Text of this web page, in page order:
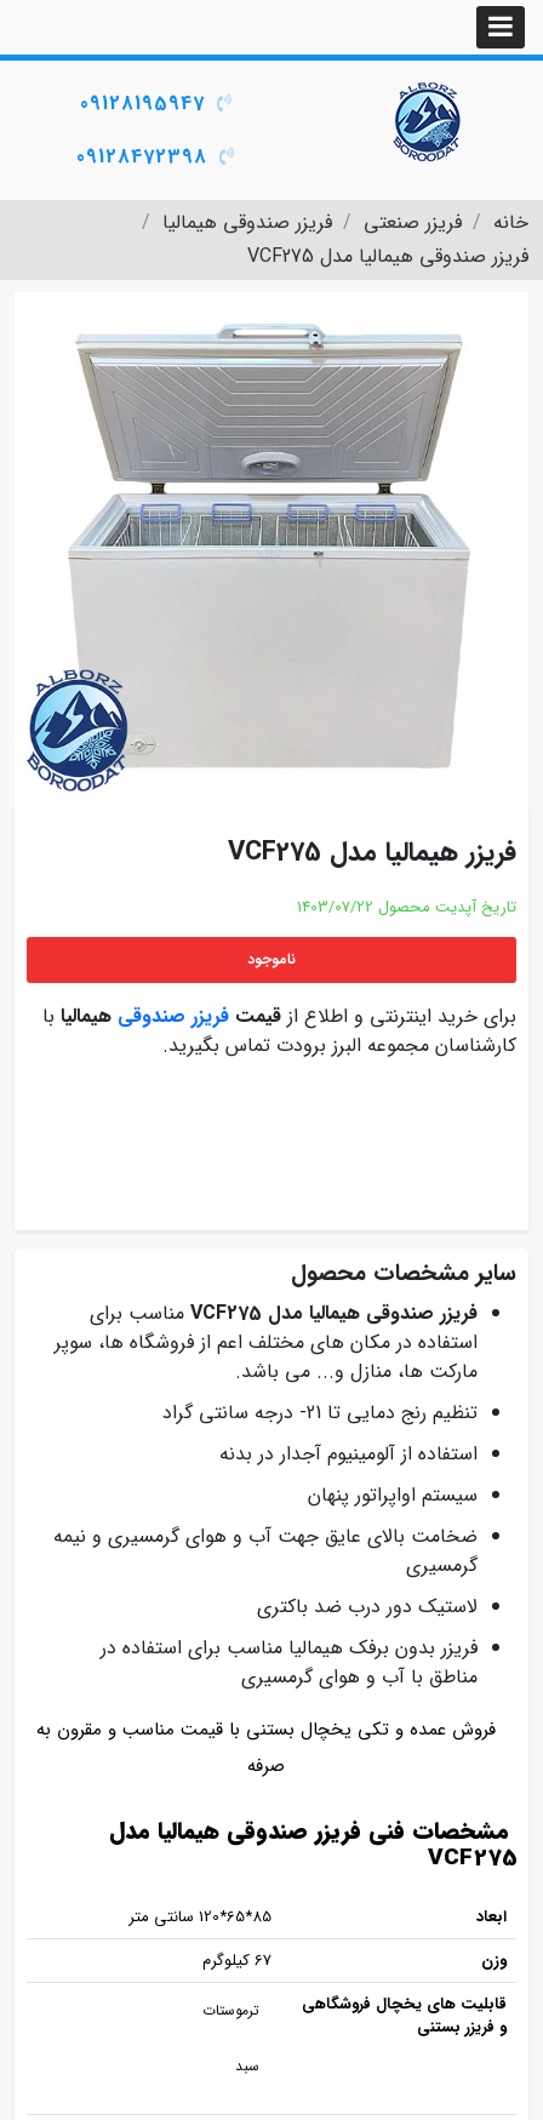
09128195947
09128472398
خانه فریزر صنعتی
فریزر صندوقی هیمالیا
فریزر صندوقی هیمالیا مدل VCF275
فریزر هیمالیا مدل VCF275
تاریخ آپدیت محصول 1403/07/22
ناموجود
برای خرید اینترنتی و اطلاع از قیمت فریزر صندوقی هیمالیا با
کارشناسان مجموعه البرز برودت تماس بگیرید.
سایر مشخصات محصول
فریزر صندوقی هیمالیا مدل VCF275
مناسب برای
استفاده در مکان های مختلف اعم از فروشگاه ها، سوپر
مارکت ها، منازل و... می باشد.
تنظیم رنج دمایی تا 21- درجه سانتی گراد
استفاده از آلومینیوم آجدار در بدنه
سیستم اواپراتور پنهان
ضخامت بالای عایق جهت آب و هوای گرمسیری و نیمه
گرمسیری
لاستیک دور درب ضد باکتری
فریزر بدون برفک هیمالیا مناسب برای استفاده در
مناطق با آب و هوای گرمسیری
فروش عمده و تکی یخچال بستنی با قیمت مناسب و مقرون به
صرفه
مشخصات فنی فریزر صندوقی هیمالیا مدل
VCF275
ابعاد
85*65*120 سانتی‌ متر
وزن
67 کیلوگرم
قابلیت‌ های یخچال فروشگاهی
و فریزر بستنی
ترموستات
سبد